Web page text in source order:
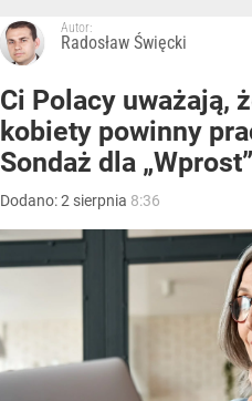
Autor:
Radosław Święcki
Ci Polacy uważają,
kobiety powinny
Sondaż dla „Wprost”
Dodano:2 sierpnia 8:36